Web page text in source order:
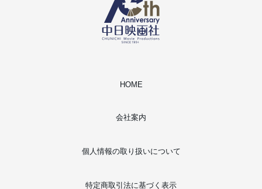
HOME
会社案内
個人情報の取り扱いについて
特定商取引法に基づく表示